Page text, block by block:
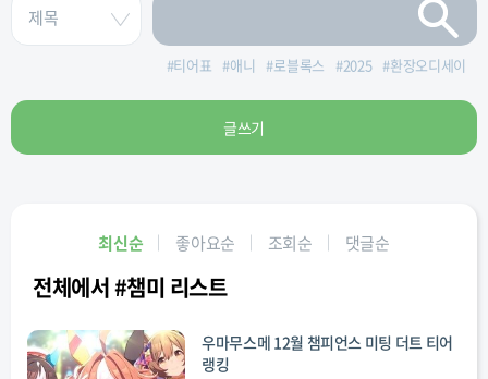
#티어표 #애니 #로블록스 #2025 #환장오디세이
글쓰기
최신순 좋아요순 조회순 댓글순
전체에서 #챔미 리스트
우마무스메 12월 챔피언스 미팅 더트 티어
랭킹